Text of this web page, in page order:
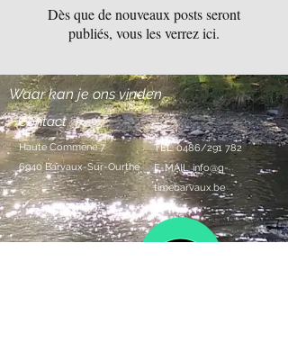
Dès que de nouveaux posts seront
publiés, vous les verrez ici.
Waar kan je ons vinden
Contact
Haute Commène 7
6940 Barvaux-Sur-Ourthe
TEL: 0486/291 782
E-MAIL:info@q-
timebarvaux.be